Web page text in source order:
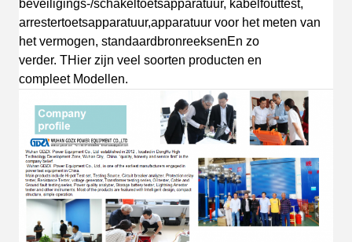
beveiligings-/schakeltoetsapparatuur, kabelfouttest,
arrestertoetsapparatuur,apparatuur voor het meten van
het vermogen, standaardbronreeksenEn zo
verder. THier zijn veel soorten producten en
compleet Modellen.